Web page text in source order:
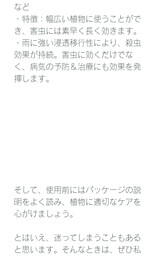
など
・特徴：幅広い植物に使うことがで
き、害虫には素早く長く効きます。
・雨に強い浸透移行性により、殺虫
効果が持続。害虫に効くだけでな
く、病気の予防＆治療にも効果を発
揮します。
そして、使用前にはパッケージの説
明をよく読み、植物に適切なケアを
心がけましょう。
とはいえ、迷ってしまうこともある
と思います。そんなときは、ぜひ私